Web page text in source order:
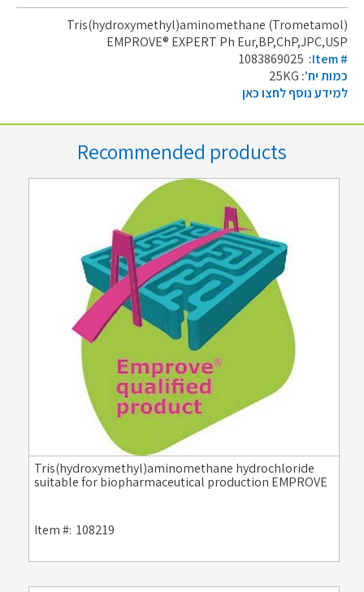
Tris(hydroxymethyl)aminomethane (Trometamol)
EMPROVE® EXPERT Ph Eur,BP,ChP,JPC,USP
1083869025 :Item #
כמות יח':
למידע נוסף לחצו כאן
Recommended products
Tris(hydroxymethyl)aminomethane hydrochloride
suitable for biopharmaceutical production EMPROVE
Item #: 108219